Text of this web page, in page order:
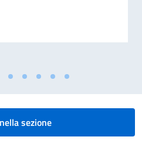
sacrificio del lavoro italiano nel
sezione